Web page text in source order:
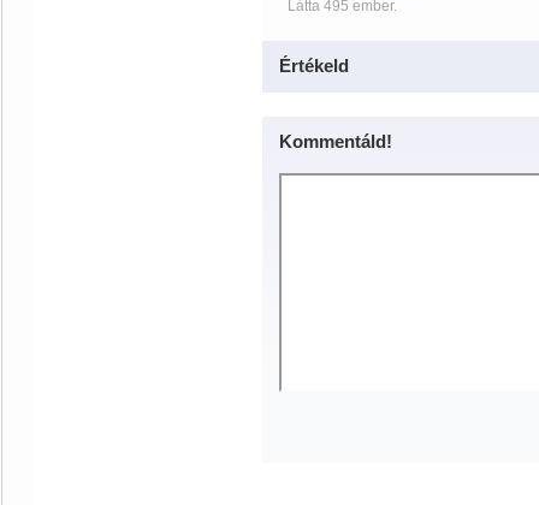
Látta 495 ember.
Értékeld
Kommentáld!